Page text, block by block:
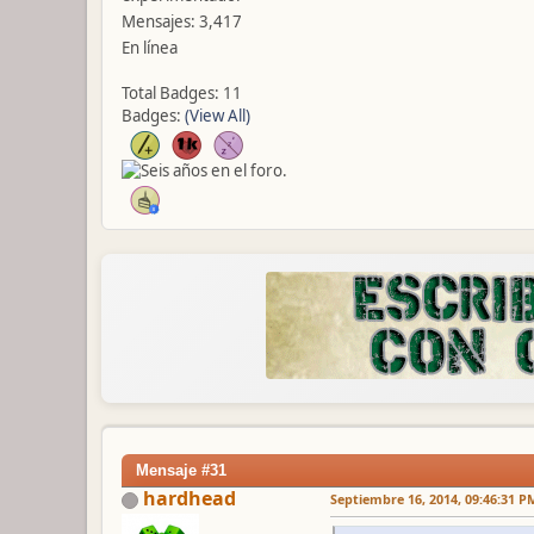
Mensajes: 3,417
En línea
Total Badges: 11
Badges: (View All)
Mensaje #31
hardhead Septiembre 16, 2014, 09:46:31